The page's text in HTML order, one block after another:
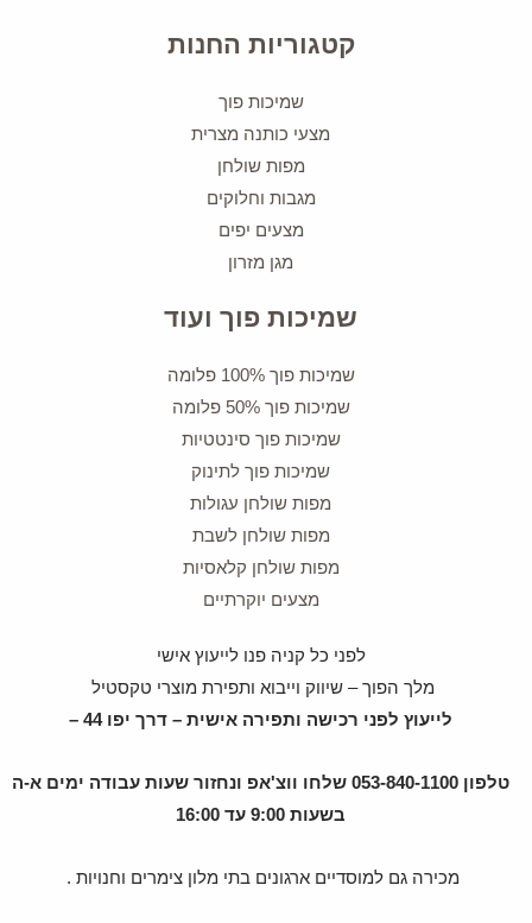
קטגוריות החנות
שמיכות פוך
מצעי כותנה מצרית
מפות שולחן
מגבות וחלוקים
מצעים יפים
מגן מזרון
שמיכות פוך ועוד
שמיכות פוך 100% פלומה
שמיכות פוך 50% פלומה
שמיכות פוך סינטטיות
שמיכות פוך לתינוק
מפות שולחן עגולות
מפות שולחן לשבת
מפות שולחן קלאסיות
מצעים יוקרתיים
לפני כל קניה פנו לייעוץ אישי
מלך הפוך – שיווק וייבוא ותפירת מוצרי טקסטיל
לייעוץ לפני רכישה ותפירה אישית – דרך יפו 44 –
טלפון 053-840-1100 שלחו ווצ'אפ ונחזור שעות עבודה ימים א-ה
בשעות 9:00 עד 16:00
מכירה גם למוסדיים ארגונים בתי מלון צימרים וחנויות .